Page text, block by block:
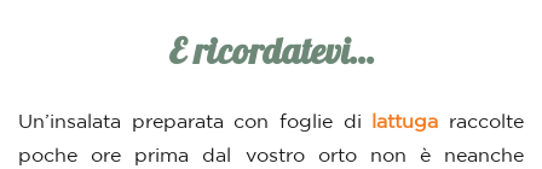
E ricordatevi…
Un’insalata preparata con foglie di lattuga raccolte
poche ore prima dal vostro orto non è neanche